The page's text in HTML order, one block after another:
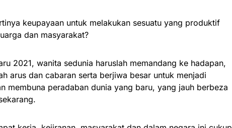
keupayaan untuk melakukan sesuatu yang produktif
dan masyarakat?
2021, wanita sedunia haruslah memandang ke hadapan,
arus dan cabaran serta berjiwa besar untuk menjadi
membuna peradaban dunia yang baru, yang jauh berbeza